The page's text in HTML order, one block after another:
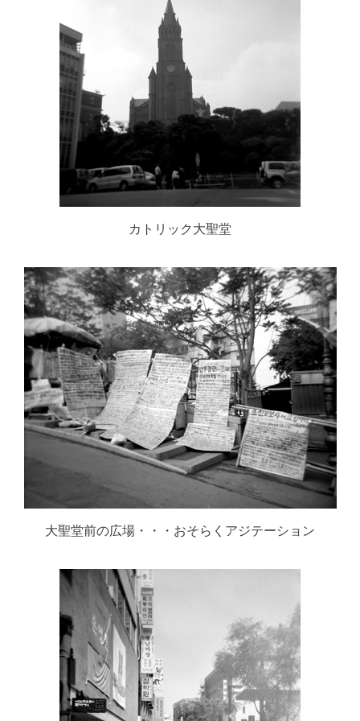
カトリック大聖堂
大聖堂前の広場・・・おそらくアジテーション